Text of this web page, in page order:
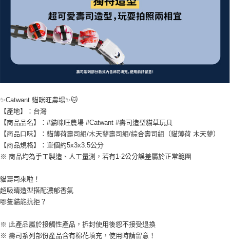
✨Catwant 貓咪旺農場✨🐱
【產地】：台灣
【商品品名】：#貓咪旺農場 #Catwant #壽司造型貓草玩具
【商品口味】：貓薄荷壽司組/木天蓼壽司組/綜合壽司組（貓薄荷 木天蓼）
【商品規格】：單個約5x3x3.5公分
※ 商品均為手工製造、人工量測，若有1-2公分誤差屬於正常範圍
貓壽司來啦！
超吸睛造型搭配濃郁香氣
哪隻貓能抗拒？
※ 此產品屬於接觸性產品，拆封使用後恕不接受退換
※ 壽司系列部份產品含有棉花填充，使用時請留意！